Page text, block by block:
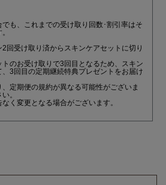
も、これまでの受け取り回数･割引率はそ
回受け取り済からスキンケアセットに切り
のお受け取りで3回目となるため、スキン
3回目の定期継続特典プレゼントをお届け
、定期便の規約が異なる可能性がございま
。
く変更となる場合がございます。